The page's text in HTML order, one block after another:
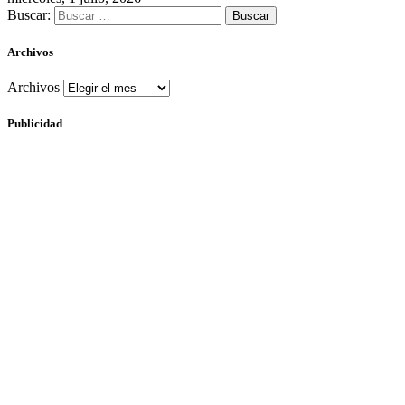
Buscar:
Archivos
Archivos
Publicidad